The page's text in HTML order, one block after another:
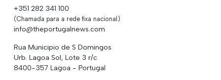
+351 282 341 100
(Chamada para a rede fixa nacional)
info@theportugalnews.com
Rua Municipio de S Domingos
Urb. Lagoa Sol, Lote 3 r/c
8400-357 Lagoa - Portugal